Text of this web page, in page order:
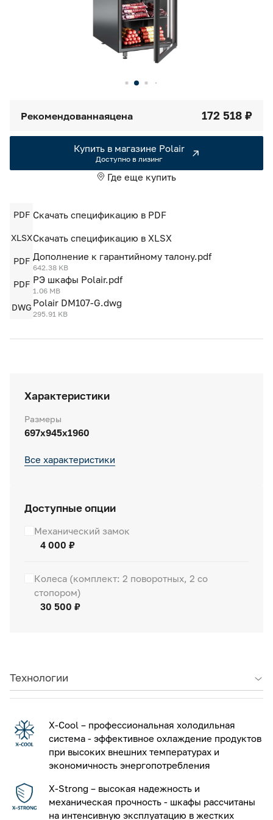
Характеристики
Размеры
697х945х1960
Все характеристики
Доступные опции
Механический замок
4 000 ₽
Колеса (комплект: 2 поворотных, 2 со
стопором)
30 500 ₽
Рекомендованнаяцена 172 518 ₽
Купить в магазине Polair
Доступно в лизинг
Где еще купить
PDF Скачать спецификацию в PDF
XLSXСкачать спецификацию в XLSX
PDF Дополнение к гарантийному талону.pdf
642.38 KB
PDF РЭ шкафы Polair.pdf
1.06 MB
DWG Polair DM107-G.dwg
295.91 KB
Технологии
X-Cool – профессиональная холодильная
система - эффективное охлаждение продуктов
при высоких внешних температурах и
экономичность энергопотребления
X-Strong – высокая надежность и
механическая прочность - шкафы рассчитаны
на интенсивную эксплуатацию в жестких
Машины холодильные
Термоконтейнеры FoodLine
Решения для Вашего Dark Store
Единый доступ по QR-коду ко всей информации об изделии